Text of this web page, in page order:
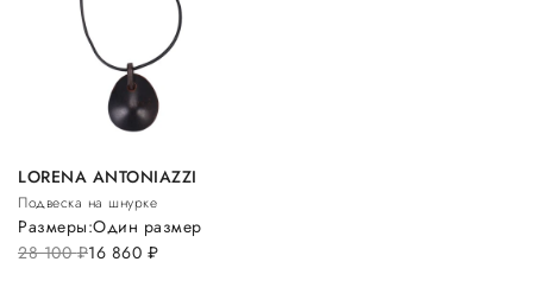
LORENA ANTONIAZZI
Подвеска на шнурке
28 100руб.16 860 руб.
Размеры:Один размер